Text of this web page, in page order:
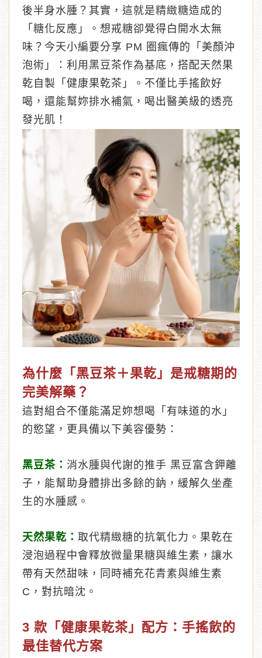
後半身水腫？其實，這就是精緻糖造成的
「糖化反應」。想戒糖卻覺得白開水太無
味？今天小編要分享 PM 圈瘋傳的「美顏沖
泡術」：利用黑豆茶作為基底，搭配天然果
乾自製「健康果乾茶」。不僅比手搖飲好
喝，還能幫妳排水補氣，喝出醫美級的透亮
發光肌！
為什麼「黑豆茶＋果乾」是戒糖期的
完美解藥？
這對組合不僅能滿足妳想喝「有味道的水」
的慾望，更具備以下美容優勢：
黑豆茶：消水腫與代謝的推手 黑豆富含鉀離
子，能幫助身體排出多餘的鈉，緩解久坐產
生的水腫感。
天然果乾：取代精緻糖的抗氧化力。果乾在
浸泡過程中會釋放微量果糖與維生素，讓水
帶有天然甜味，同時補充花青素與維生素
C，對抗暗沈。
3 款「健康果乾茶」配方：手搖飲的
最佳替代方案